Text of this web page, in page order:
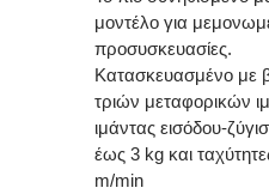
μοντέλο για
προσυσκευασίες.
Κατασκευασμένο με
τριών μεταφορικών
ιμάντας εισόδου-
έως 3 kg και
m/min